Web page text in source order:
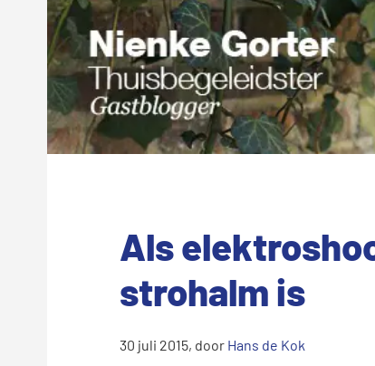
Als
strohalm is
30 juli 2015, door Hans de Kok